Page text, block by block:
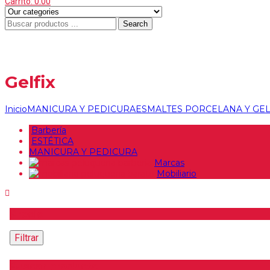
Search
Gelfix
InicioMANICURA Y PEDICURAESMALTES PORCELANA Y GEL
Barbería
ESTÉTICA
MANICURA Y PEDICURA
Marcas
Mobiliario
Filtrar